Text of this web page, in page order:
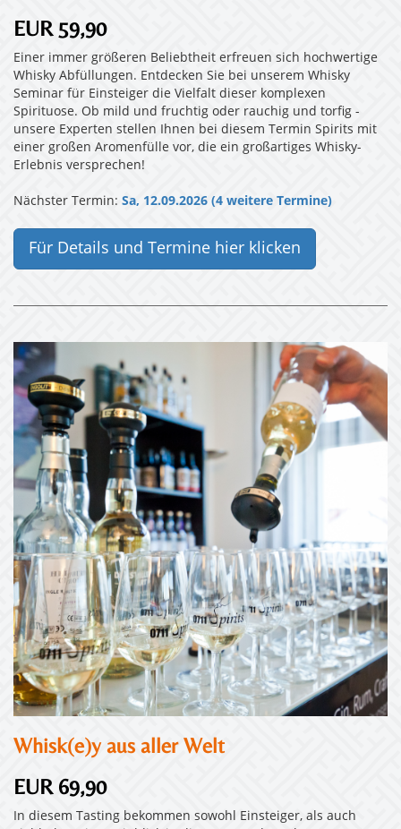
EUR 59,90
Einer immer größeren Beliebtheit erfreuen sich hochwertige
Whisky Abfüllungen. Entdecken Sie bei unserem Whisky
Seminar für Einsteiger die Vielfalt dieser komplexen
Spirituose. Ob mild und fruchtig oder rauchig und torfig -
unsere Experten stellen Ihnen bei diesem Termin Spirits mit
einer großen Aromenfülle vor, die ein großartiges Whisky-
Erlebnis versprechen!
Nächster Termin: Sa, 12.09.2026 (4 weitere Termine)
Für Details und Termine hier klicken
Whisk(e)y aus aller Welt
EUR 69,90
In diesem Tasting bekommen sowohl Einsteiger, als auch